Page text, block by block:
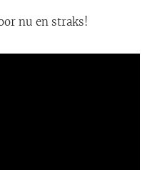
nu en straks!